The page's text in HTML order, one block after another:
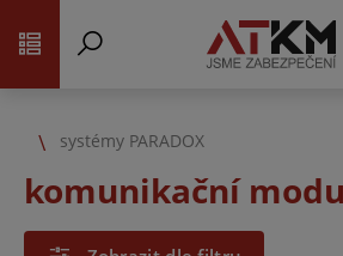
systémy PARADOX
komunikační